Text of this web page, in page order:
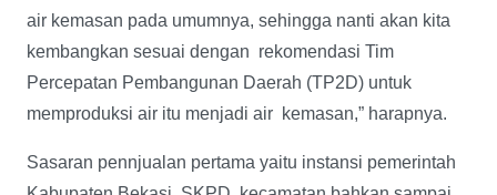
air kemasan pada umumnya, sehingga nanti akan kita
kembangkan sesuai dengan rekomendasi Tim
Percepatan Pembangunan Daerah (TP2D) untuk
memproduksi air itu menjadi air kemasan,” harapnya.
Sasaran pennjualan pertama yaitu instansi pemerintah